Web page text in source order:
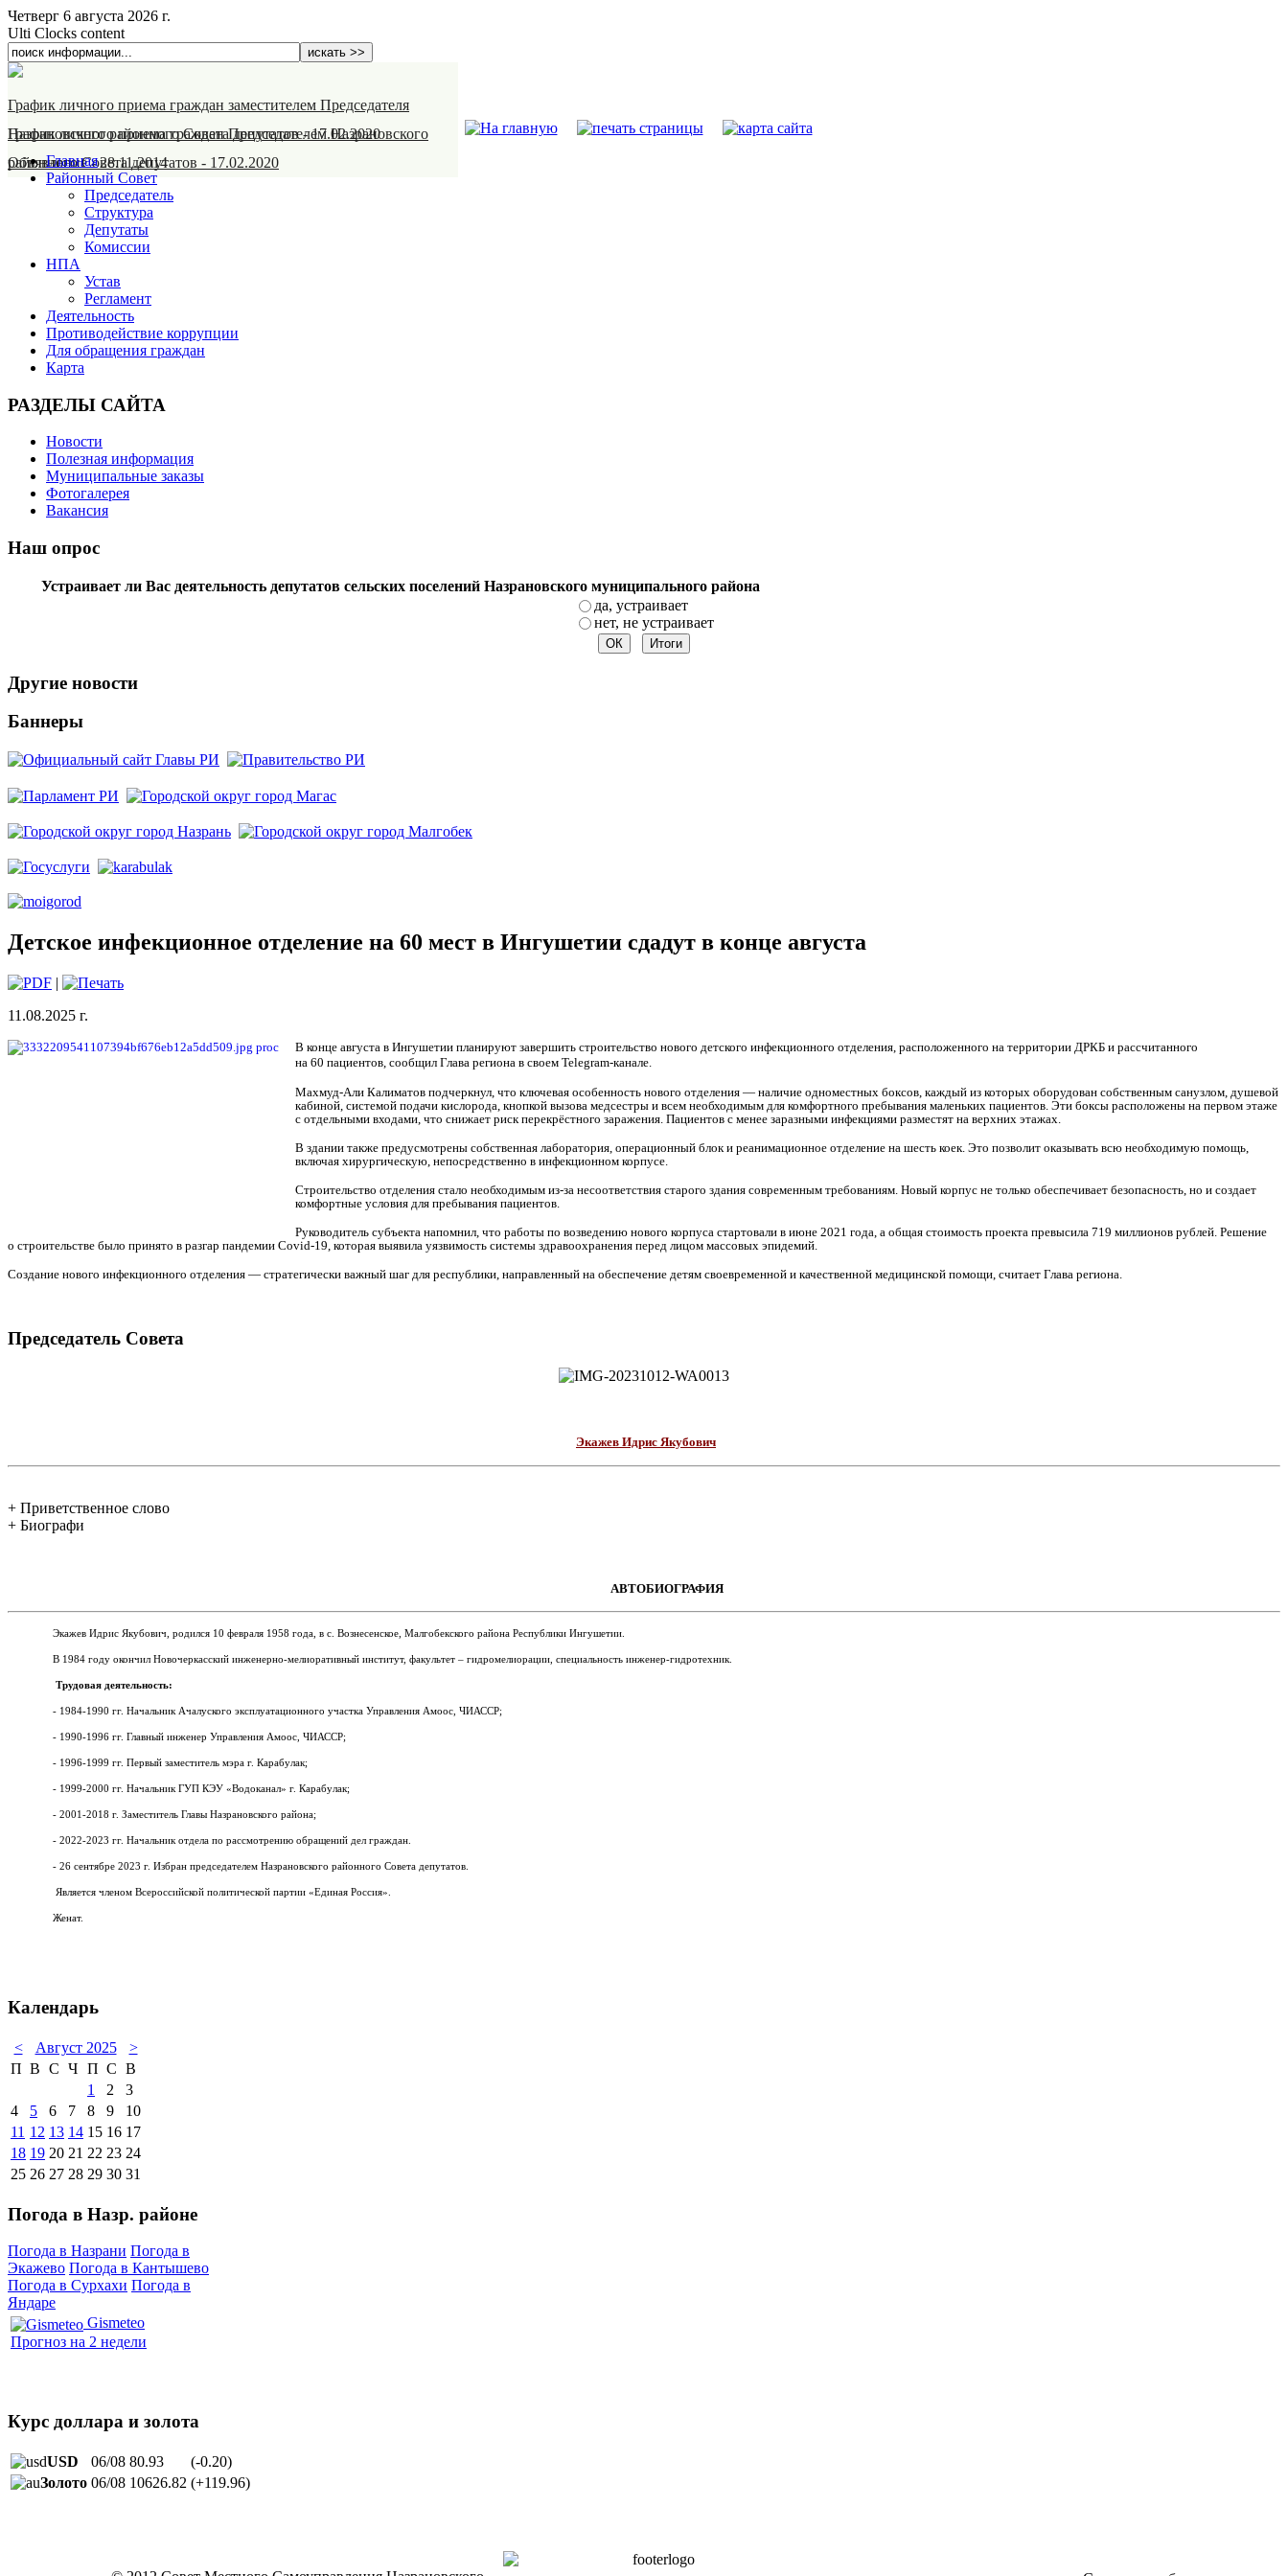
Четверг 6 августа 2026 г.
Ulti Clocks content
График личного приема граждан заместителем Председателя
Назрановского районного Совета депутатов-17.02.2020
График личного приема граждан Председателем Назрановского
районного Совета депутатов - 17.02.2020
Объявление-28.11.2014
Главная
Районный Совет
Председатель
Структура
Депутаты
Комиссии
НПА
Устав
Регламент
Деятельность
Противодействие коррупции
Для обращения граждан
Карта
РАЗДЕЛЫ САЙТА
Новости
Полезная информация
Муниципальные заказы
Фотогалерея
Вакансия
Наш опрос
Устраивает ли Вас деятельность депутатов сельских поселений Назрановского муниципального района
да, устраивает
нет, не устраивает
Другие новости
Баннеры
Детское инфекционное отделение на 60 мест в Ингушетии сдадут в конце августа
|
11.08.2025 г.
В конце августа в Ингушетии планируют завершить строительство нового детского инфекционного отделения, расположенного на территории ДРКБ и рассчитанного
на 60 пациентов, сообщил Глава региона в своем Telegram-канале.
Махмуд-Али Калиматов подчеркнул, что ключевая особенность нового отделения — наличие одноместных боксов, каждый из которых оборудован собственным санузлом, душевой
кабиной, системой подачи кислорода, кнопкой вызова медсестры и всем необходимым для комфортного пребывания маленьких пациентов. Эти боксы расположены на первом этаже
с отдельными входами, что снижает риск перекрёстного заражения. Пациентов с менее заразными инфекциями разместят на верхних этажах.
В здании также предусмотрены собственная лаборатория, операционный блок и реанимационное отделение на шесть коек. Это позволит оказывать всю необходимую помощь,
включая хирургическую, непосредственно в инфекционном корпусе.
Строительство отделения стало необходимым из-за несоответствия старого здания современным требованиям. Новый корпус не только обеспечивает безопасность, но и создает
комфортные условия для пребывания пациентов.
Руководитель субъекта напомнил, что работы по возведению нового корпуса стартовали в июне 2021 года, а общая стоимость проекта превысила 719 миллионов рублей. Решение
о строительстве было принято в разгар пандемии Covid-19, которая выявила уязвимость системы здравоохранения перед лицом массовых эпидемий.
Создание нового инфекционного отделения — стратегически важный шаг для республики, направленный на обеспечение детям своевременной и качественной медицинской помощи, считает Глава региона.
Председатель Совета
Экажев Идрис Якубович
+ Приветственное слово
+ Биографи
АВТОБИОГРАФИЯ
Экажев Идрис Якубович, родился 10 февраля 1958 года, в с.Вознесенское, Малгобекского района Республики Ингушетии.
В 1984 году окончил Новочеркасский инженерно-мелиоративный институт, факультет – гидромелиорации, специальность инженер-гидротехник.
Трудовая деятельность:
- 1984-1990 гг. Начальник Ачалуского эксплуатационного участка Управления Амоос, ЧИАССР;
- 1990-1996 гг. Главный инженер Управления Амоос, ЧИАССР;
- 1996-1999 гг. Первый заместитель мэра г. Карабулак;
- 1999-2000 гг. Начальник ГУП КЭУ «Водоканал» г. Карабулак;
- 2001-2018 г. Заместитель Главы Назрановского района;
- 2022-2023 гг. Начальник отдела по рассмотрению обращений дел граждан.
- 26 сентябре 2023 г. Избран председателем Назрановского районного Совета депутатов.
Является членом Всероссийской политической партии «Единая Россия».
Женат.
Календарь
< Август 2025
>
П В С Ч П С В
1
2
3
4
5 6 7 8 9
10
11 12 13 14 15 16 17
18 19 20 21 22 23 24
25 26 27 28 29 30 31
Погода в Назр. районе
Погода в Назрани Погода в
Экажево Погода в Кантышево
Погода в Сурхахи Погода в
Яндаре
Gismeteo
Прогноз на 2 недели
Курс доллара и золота
USD 06/08 80.93
(-0.20)
Золото 06/08 10626.82 (+119.96)